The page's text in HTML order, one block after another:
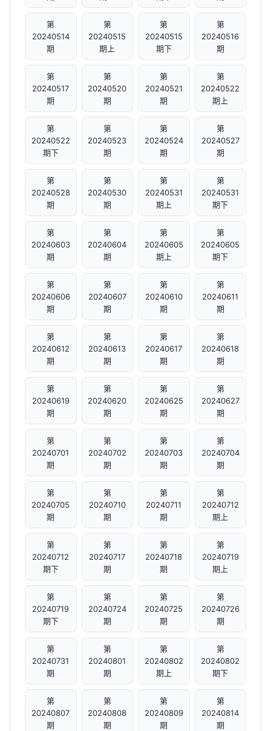
第
20240514
期
第
20240515
期上
第
20240515
期下
第
20240516
期
第
20240517
期
第
20240520
期
第
20240521
期
第
20240522
期上
第
20240522
期下
第
20240523
期
第
20240524
期
第
20240527
期
第
20240528
期
第
20240530
期
第
20240531
期上
第
20240531
期下
第
20240603
期
第
20240604
期
第
20240605
期上
第
20240605
期下
第
20240606
期
第
20240607
期
第
20240610
期
第
20240611
期
第
20240612
期
第
20240613
期
第
20240617
期
第
20240618
期
第
20240619
期
第
20240620
期
第
20240625
期
第
20240627
期
第
20240701
期
第
20240702
期
第
20240703
期
第
20240704
期
第
20240705
期
第
20240710
期
第
20240711
期
第
20240712
期上
第
20240712
期下
第
20240717
期
第
20240718
期
第
20240719
期上
第
20240719
期下
第
20240724
期
第
20240725
期
第
20240726
期
第
20240731
期
第
20240801
期
第
20240802
期上
第
20240802
期下
第
20240807
期
第
20240808
期
第
20240809
期
第
20240814
期